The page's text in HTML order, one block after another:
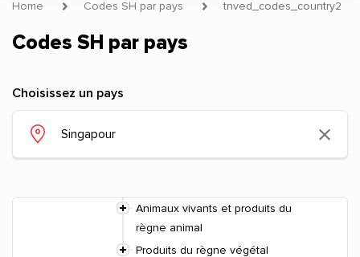
Home Codes SH par pays tnved_codes_country2
Codes SH par pays
Choisissez un pays
Animaux vivants et produits du
règne animal
Produits du règne végétal